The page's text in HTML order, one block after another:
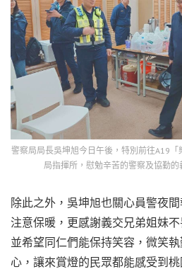
警察局局長吳坤旭今日午後，特別前往A19
局指揮所，慰勉辛苦的警察及協勤
除此之外，吳坤旭也關心員警夜
注意保暖，更感謝義交兄弟姐妹
並希望同仁們能保持笑容，微笑
心，讓來賞燈的民眾都能感受到桃